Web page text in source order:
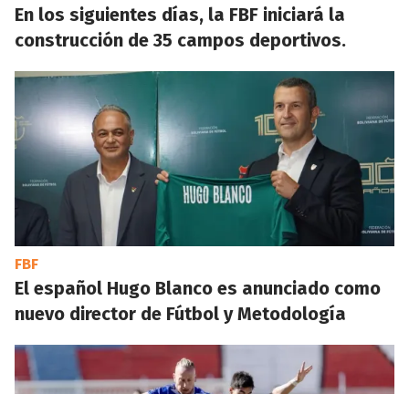
En los siguientes días, la FBF iniciará la
construcción de 35 campos deportivos.
FBF
El español Hugo Blanco es anunciado como
nuevo director de Fútbol y Metodología